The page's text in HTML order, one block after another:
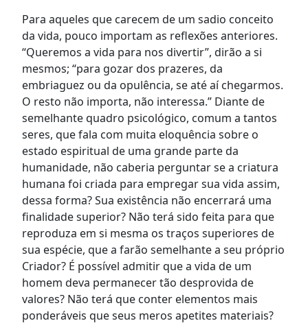
Para aqueles que carecem de um sadio conceito
da vida, pouco importam as reflexões anteriores.
“Queremos a vida para nos divertir”, dirão a si
mesmos; “para gozar dos prazeres, da
embriaguez ou da opulência, se até aí chegarmos.
O resto não importa, não interessa.” Diante de
semelhante quadro psicológico, comum a tantos
seres, que fala com muita eloquência sobre o
estado espiritual de uma grande parte da
humanidade, não caberia perguntar se a criatura
humana foi criada para empregar sua vida assim,
dessa forma? Sua existência não encerrará uma
finalidade superior? Não terá sido feita para que
reproduza em si mesma os traços superiores de
sua espécie, que a farão semelhante a seu próprio
Criador? É possível admitir que a vida de um
homem deva permanecer tão desprovida de
valores? Não terá que conter elementos mais
ponderáveis que seus meros apetites materiais?